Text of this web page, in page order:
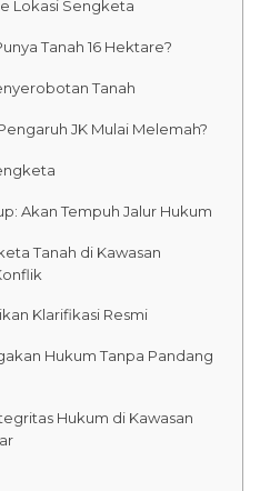
Lokasi Sengketa
Tanah 16 Hektare?
Tanah
JK Mulai Melemah?
Akan Tempuh Jalur Hukum
Tanah di Kawasan
Klarifikasi Resmi
Hukum Tanpa Pandang
Hukum di Kawasan